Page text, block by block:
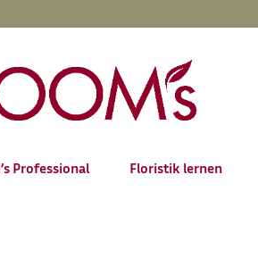
Professional Floristik lernen